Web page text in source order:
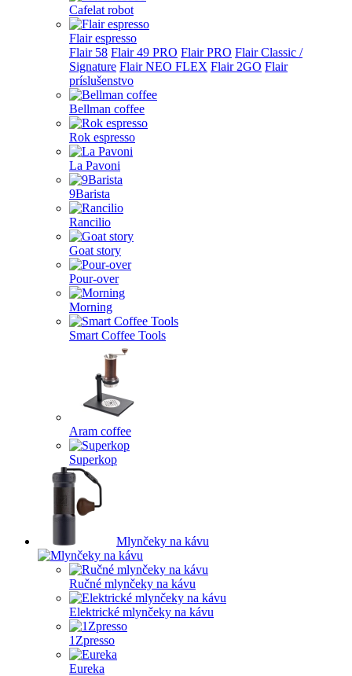
Cafelat robot
Flair espresso
Flair 58 Flair 49 PRO Flair PRO Flair Classic /
Signature Flair NEO FLEX Flair 2GO Flair
príslušenstvo
Bellman coffee
Rok espresso
La Pavoni
9Barista
Rancilio
Goat story
Pour-over
Morning
Smart Coffee Tools
Aram coffee
Superkop
Mlynčeky na kávu
Ručné mlynčeky na kávu
Elektrické mlynčeky na kávu
1Zpresso
Eureka